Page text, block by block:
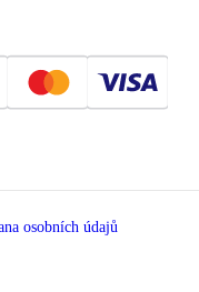
osobních údajů